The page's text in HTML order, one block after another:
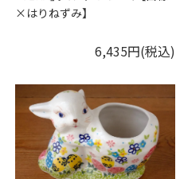
×はりねずみ】
6,435円(税込)